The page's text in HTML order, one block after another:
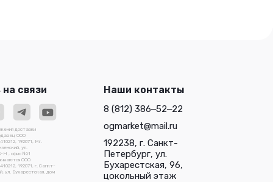
связи
доставки
ООО
192071, Мг.
ул.
Н , офис №1
ООО
192071, г. Санкт-
ул. Бухарестская, дом
Наши контакты
8 (812) 386‒52‒22
ogmarket@mail.ru
192238, г. Санкт-
Петербург, ул.
Бухарестская, 96,
цокольный этаж